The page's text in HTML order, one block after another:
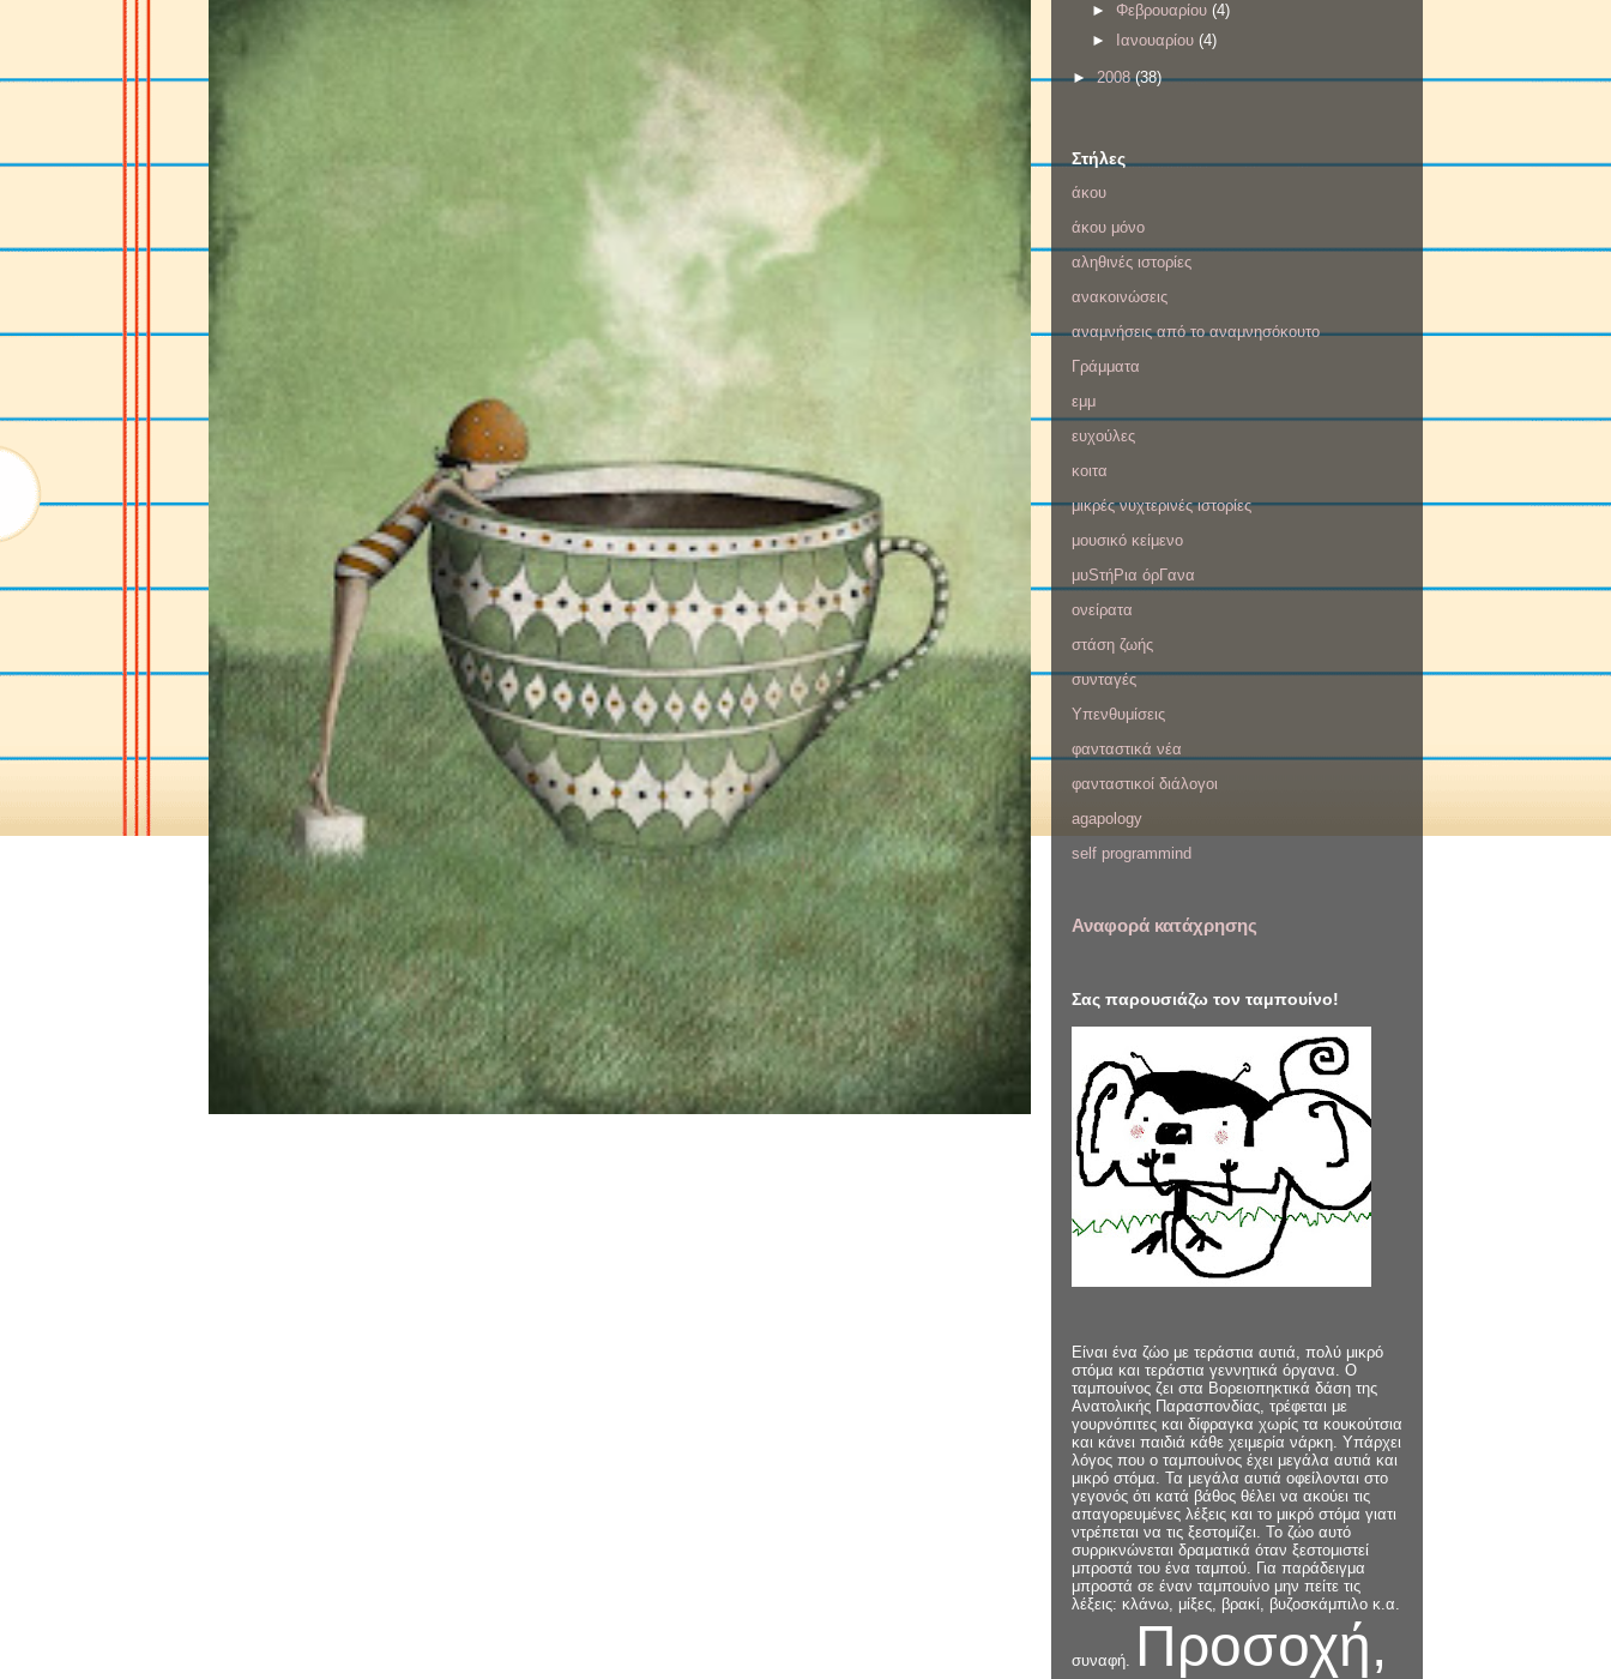
► Φεβρουαρίου (4)
►
Ιανουαρίου (4)
►2008(38)
Στήλες
άκου
άκου μόνο
αληθινές ιστορίες
ανακοινώσεις
αναμνήσεις από το αναμνησόκουτο
Γράμματα
εμμ
ευχούλες
κοιτα
μικρές νυχτερινές ιστορίες
μουσικό κείμενο
μυSτήΡια όρΓανα
ονείρατα
στάση ζωής
συνταγές
Υπενθυμίσεις
φανταστικά νέα
φανταστικοί διάλογοι
agapology
self programmind
Αναφορά κατάχρησης
Σας παρουσιάζω τον ταμπουίνο!
Είναι ένα ζώο με τεράστια αυτιά, πολύ μικρό
στόμα και τεράστια γεννητικά όργανα. Ο
ταμπουίνος ζει στα Βορειοπηκτικά δάση της
Ανατολικής Παρασπονδίας, τρέφεται με
γουρνόπιτες και δίφραγκα χωρίς τα κουκούτσια
και κάνει παιδιά κάθε χειμερία νάρκη. Υπάρχει
λόγος που ο ταμπουίνος έχει μεγάλα αυτιά και
μικρό στόμα. Τα μεγάλα αυτιά οφείλονται στο
γεγονός ότι κατά βάθος θέλει να ακούει τις
απαγορευμένες λέξεις και το μικρό στόμα γιατι
ντρέπεται να τις ξεστομίζει. Το ζώο αυτό
συρρικνώνεται δραματικά όταν ξεστομιστεί
μπροστά του ένα ταμπού. Για παράδειγμα
μπροστά σε έναν ταμπουίνο μην πείτε τις
λέξεις: κλάνω, μίξες, βρακί, βυζοσκάμπιλο κ.α.
συναφή. Προσοχή,